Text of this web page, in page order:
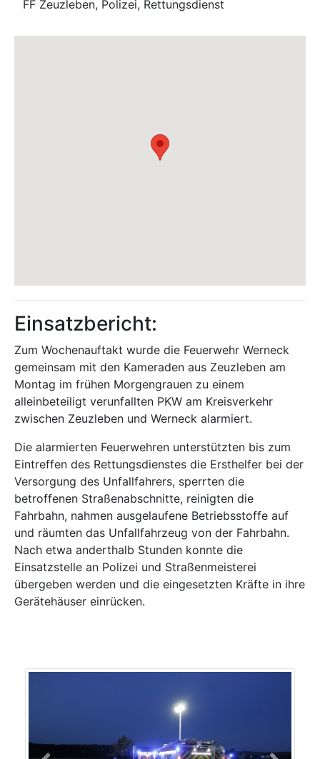
FF Zeuzleben, Polizei, Rettungsdienst
Einsatzbericht:
Zum Wochenauftakt wurde die Feuerwehr Werneck
gemeinsam mit den Kameraden aus Zeuzleben am
Montag im frühen Morgengrauen zu einem
alleinbeteiligt verunfallten PKW am Kreisverkehr
zwischen Zeuzleben und Werneck alarmiert.
Die alarmierten Feuerwehren unterstützten bis zum
Eintreffen des Rettungsdienstes die Ersthelfer bei der
Versorgung des Unfallfahrers, sperrten die
betroffenen Straßenabschnitte, reinigten die
Fahrbahn, nahmen ausgelaufene Betriebsstoffe auf
und räumten das Unfallfahrzeug von der Fahrbahn.
Nach etwa anderthalb Stunden konnte die
Einsatzstelle an Polizei und Straßenmeisterei
übergeben werden und die eingesetzten Kräfte in ihre
Gerätehäuser einrücken.